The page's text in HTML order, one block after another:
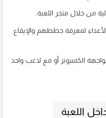
من خلال متجر اللعبة.
لمعرفة خططهم والإيقاع
الكمبيوتر أو مع لاعب واحد
اللعبة